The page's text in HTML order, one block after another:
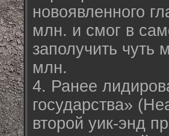
новоявленного
млн. и смог в
заполучить чуть
млн.
4. Ранее
государства»
второй уик-энд